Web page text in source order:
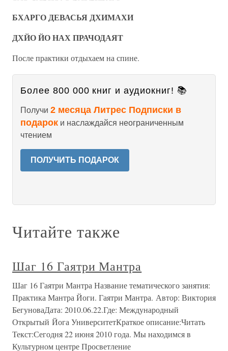
БХАРГО ДЕВАСЬЯ ДХИМАХИ
ДХЙО ЙО НАХ ПРАЧОДАЯТ
После практики отдыхаем на спине.
Более 800 000 книг и аудиокниг! 📚
Получи 2 месяца Литрес Подписки в
подарок и наслаждайся неограниченным
чтением
ПОЛУЧИТЬ ПОДАРОК
Читайте также
Шаг 16 Гаятри Мантра
Шаг 16 Гаятри Мантра Название тематического занятия:
Практика Мантра Йоги. Гаятри Мантра. Автор: Виктория
БегуноваДата: 2010.06.22.Где: Международный
Открытый Йога УниверситетКраткое описание:Читать
Текст:Сегодня 22 июня 2010 года. Мы находимся в
Культурном центре Просветление